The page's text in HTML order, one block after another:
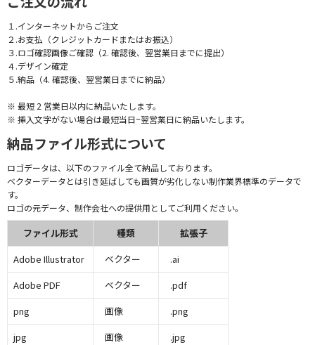
１.インターネットからご注文
２.お支払（クレジットカードまたはお振込）
３.ロゴ確認画像ご確認（2. 確認後、翌営業日までに提出）
４.デザイン確定
５.納品（4. 確認後、翌営業日までに納品）
※ 最短 2 営業日以内に納品いたします。
※ 挿入文字がない場合は最短当日~翌営業日に納品いたします。
納品ファイル形式について
ロゴデータは、以下のファイル全て納品しております。
ベクターデータとは引き延ばしても画質が劣化しない制作業界標準のデータで
す。
ロゴの元データ、制作会社への提供用としてご利用ください。
ファイル形式 種類
拡張子
Adobe Illustrator
ベクター
.ai
Adobe PDF
ベクター
.pdf
png
画像
.png
jpg
画像
.jpg